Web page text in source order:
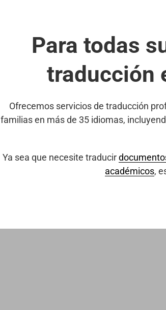
Para todas
traducción
Ofrecemos servicios de traducción
familias en más de 35 idiomas,
Ya sea que necesite traducir
académicos,